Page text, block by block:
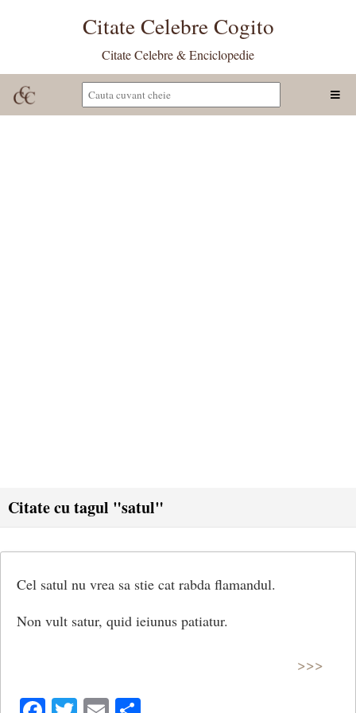
Citate Celebre Cogito
Citate Celebre & Enciclopedie
Citate cu tagul "satul"
Cel satul nu vrea sa stie cat rabda flamandul.
Non vult satur, quid ieiunus patiatur.
>>>